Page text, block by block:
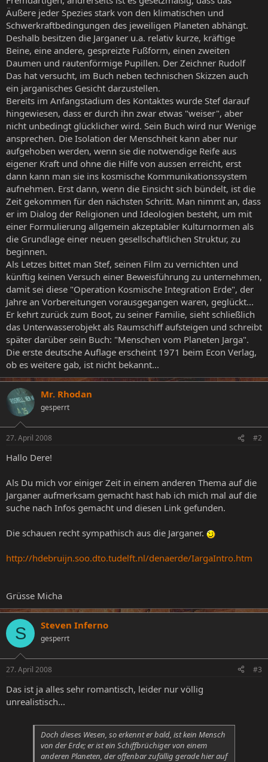
Äußere jeder Spezies stark von den klimatischen und
Schwerkraftbedingungen des jeweiligen Planeten abhängt.
Deshalb besitzen die Jarganer u.a. relativ kurze, kräftige
Beine, eine andere, gespreizte Fußform, einen zweiten
Daumen und rautenförmige Pupillen. Der Zeichner Rudolf
Das hat versucht, im Buch neben technischen Skizzen auch
ein jarganisches Gesicht darzustellen.
Bereits im Anfangstadium des Kontaktes wurde Stef darauf
hingewiesen, dass er durch ihn zwar etwas "weiser", aber
nicht unbedingt glücklicher wird. Sein Buch wird nur Wenige
ansprechen. Die Isolation der Menschheit kann aber nur
aufgehoben werden, wenn sie die notwendige Reife aus
eigener Kraft und ohne die Hilfe von aussen erreicht, erst
dann kann man sie ins kosmische Kommunikationssystem
aufnehmen. Erst dann, wenn die Einsicht sich bündelt, ist die
Zeit gekommen für den nächsten Schritt. Man nimmt an, dass
er im Dialog der Religionen und Ideologien besteht, um mit
einer Formulierung allgemein akzeptabler Kulturnormen als
die Grundlage einer neuen gesellschaftlichen Struktur, zu
beginnen.
Als Letzes bittet man Stef, seinen Film zu vernichten und
künftig keinen Versuch einer Beweisführung zu unternehmen,
damit sei diese "Operation Kosmische Integration Erde", der
Jahre an Vorbereitungen vorausgegangen waren, geglückt...
Er kehrt zurück zum Boot, zu seiner Familie, sieht schließlich
das Unterwasserobjekt als Raumschiff aufsteigen und schreibt
später darüber sein Buch: "Menschen vom Planeten Jarga".
Die erste deutsche Auflage erscheint 1971 beim Econ Verlag,
ob es weitere gab, ist nicht bekannt...
Mr. Rhodan
gesperrt
27. April 2008 #2
Hallo Dere!
Als Du mich vor einiger Zeit in einem anderen Thema auf die
Jarganer aufmerksam gemacht hast hab ich mich mal auf die
suche nach Infos gemacht und diesen Link gefunden.
Die schauen recht sympathisch aus die Jarganer.
http://hdebruijn.soo.dto.tudelft.nl/denaerde/IargaIntro.htm
Grüsse Micha
S Steven Inferno
gesperrt
27. April 2008 #3
Das ist ja alles sehr romantisch, leider nur völlig
unrealistisch...
Doch dieses Wesen, so erkennt er bald, ist kein Mensch
von der Erde; er ist ein Schiffbrüchiger von einem
anderen Planeten, der offenbar zufällig gerade hier auf